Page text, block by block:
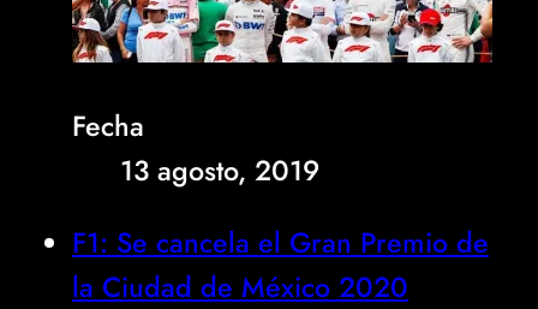
Fecha
13 agosto, 2019
F1: Se cancela el Gran Premio de
la Ciudad de México 2020